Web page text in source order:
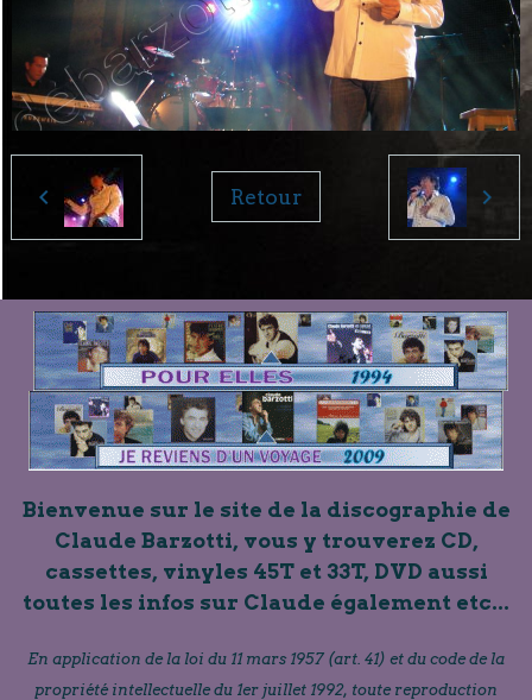
Retour
Bienvenue sur le site de la discographie de
Claude Barzotti, vous y trouverez CD,
cassettes, vinyles 45T et 33T, DVD aussi
toutes les infos sur Claude également etc...
En application de la loi du 11 mars 1957 (art. 41) et du code de la
propriété intellectuelle du 1er juillet 1992, toute reproduction